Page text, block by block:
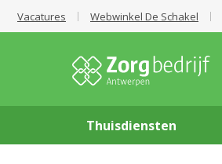
Vacatures Webwinkel De Schakel
Thuisdiensten